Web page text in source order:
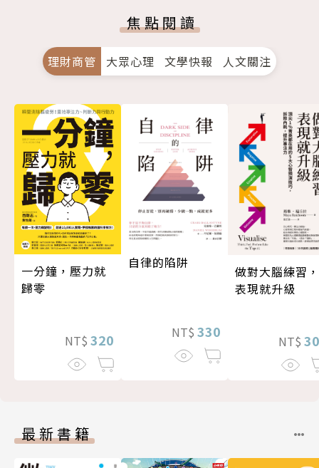
焦點閱讀
理財商管 大眾心理 文學快報 人文關注
一分鐘，壓力就
歸零
NT$ 320
自律的陷阱
NT$ 330
做對大腦練習，
表現就升級
NT$
最新書籍